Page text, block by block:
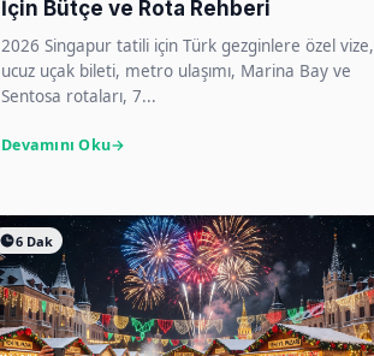
İçin Bütçe ve Rota Rehberi
2026 Singapur tatili için Türk gezginlere özel vize,
ucuz uçak bileti, metro ulaşımı, Marina Bay ve
Sentosa rotaları, 7...
Devamını Oku
6 Dak